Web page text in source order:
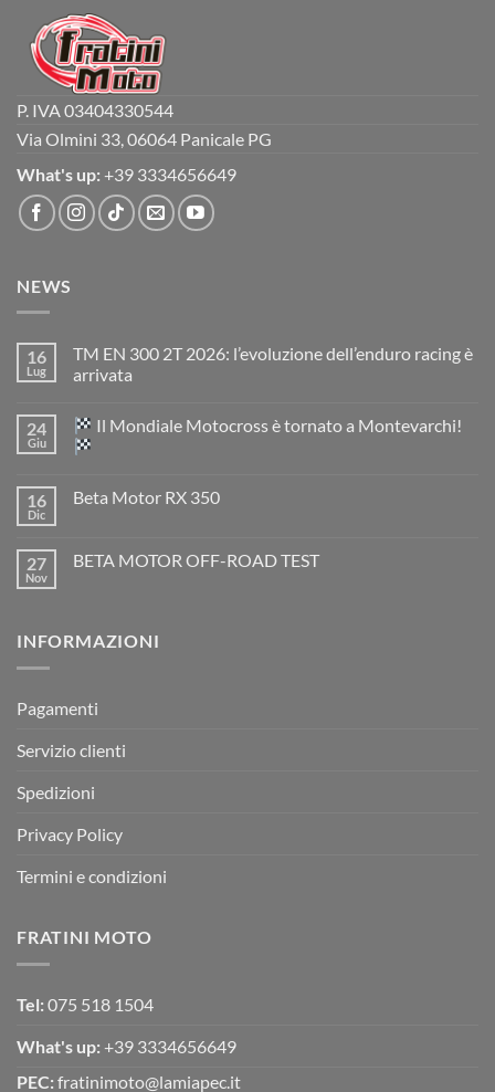
P. IVA 03404330544
Via Olmini 33, 06064 Panicale PG
What's up: +39 3334656649
NEWS
16
Lug
TM EN 300 2T 2026: l’evoluzione dell’enduro racing è
arrivata
su
TM
EN
2026:
è
arrivata
24
Giu
Il Mondiale Motocross è tornato a Montevarchi!
su
Motocross
è
16
Dic
Beta Motor RX 350
Beta
27
Nov
BETA MOTOR OFF-ROAD TEST
MOTOR
INFORMAZIONI
Pagamenti
Servizio clienti
Spedizioni
Privacy Policy
Termini e condizioni
FRATINI MOTO
Tel: 075 518 1504
What's up: +39 3334656649
PEC: fratinimoto@lamiapec.it